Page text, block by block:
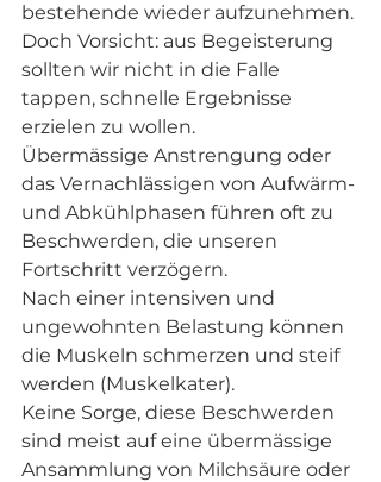
bestehende wieder aufzunehmen.
Doch Vorsicht: aus Begeisterung
sollten wir nicht in die Falle
tappen, schnelle Ergebnisse
erzielen zu wollen.
Übermässige Anstrengung oder
das Vernachlässigen von Aufwärm-
und Abkühlphasen führen oft zu
Beschwerden, die unseren
Fortschritt verzögern.
Nach einer intensiven und
ungewohnten Belastung können
die Muskeln schmerzen und steif
werden (Muskelkater).
Keine Sorge, diese Beschwerden
sind meist auf eine übermässige
Ansammlung von Milchsäure oder